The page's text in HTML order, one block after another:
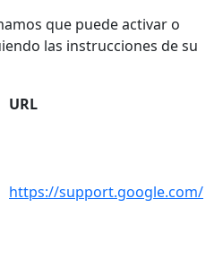
que puede activar o
las instrucciones de su
URL
https://support.google.com/